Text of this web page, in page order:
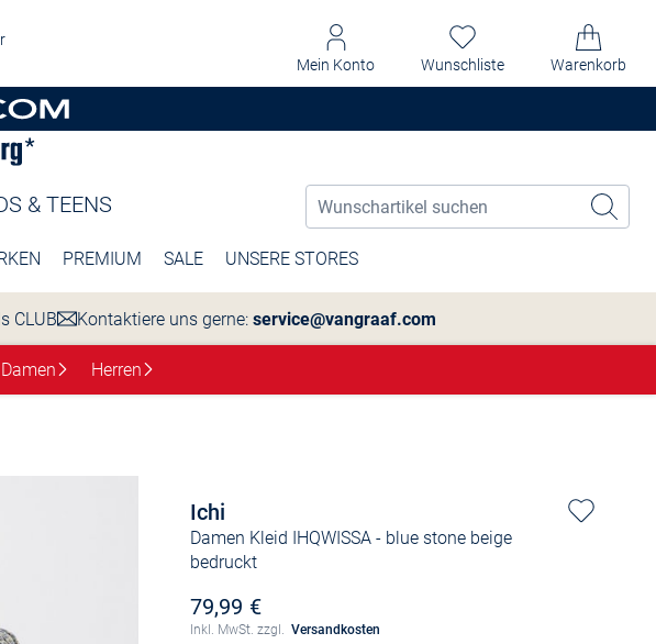
Mein Konto Wunschliste Warenkorb
& TEENS
PREMIUM SALE UNSERE STORES
CLUB Kontaktiere uns gerne: service@vangraaf.com
Damen Herren
Ichi
Damen Kleid IHQWISSA- blue stone beige
bedruckt
79,99 €
Inkl. MwSt. zzgl. Versandkosten